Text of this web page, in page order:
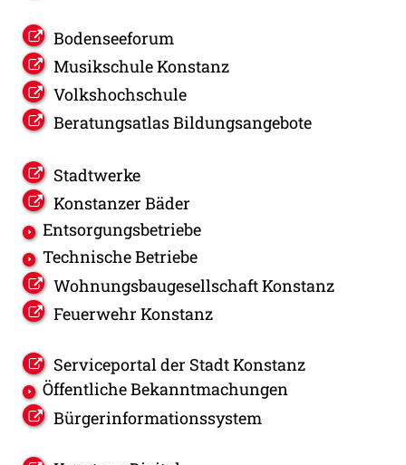
Bodenseeforum
Musikschule Konstanz
Volkshochschule
Beratungsatlas Bildungsangebote
Stadtwerke
Konstanzer Bäder
Entsorgungsbetriebe
Technische Betriebe
Wohnungsbaugesellschaft Konstanz
Feuerwehr Konstanz
Serviceportal der Stadt Konstanz
Öffentliche Bekanntmachungen
Bürgerinformationssystem